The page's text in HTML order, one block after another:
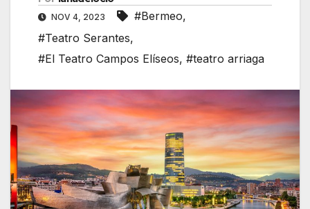
NOV 4, 2023 #Bermeo,
#Teatro Serantes,
#El Teatro Campos Elíseos, #teatro arriaga